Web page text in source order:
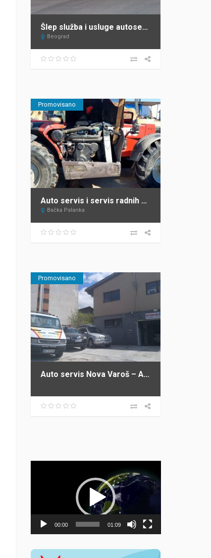
Šlep služba i usluge autoservisa Mane Beograd
Beograd
Promovisano
Auto servis i servis radnih mašina Bačka Palanka Krnajac
Bačka Palanka
Promovisano
Auto servis Nova Varoš – Auto servis IKA
00:00 01:09